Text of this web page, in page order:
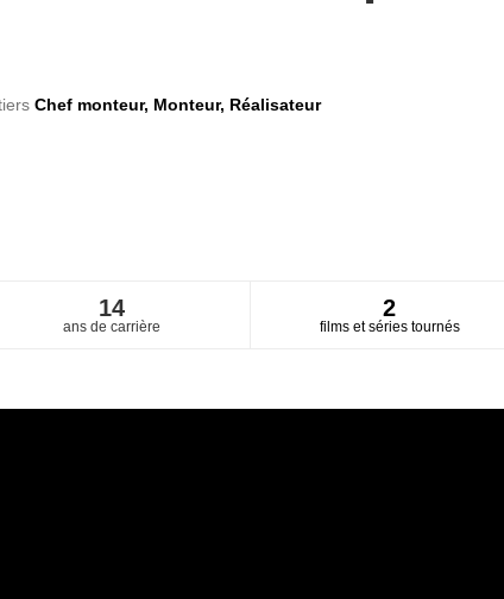
Chef monteur, Monteur, Réalisateur
14
ans de carrière
2
films et séries tournés